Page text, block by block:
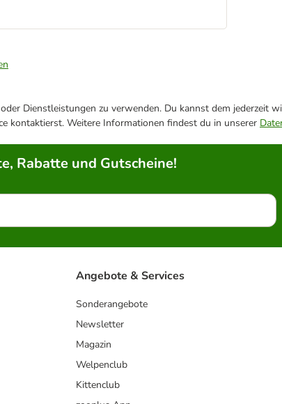
Dienstleistungen zu verwenden. Du kannst dem jederzeit
kontaktierst. Weitere Informationen findest du in unserer
Rabatte und Gutscheine!
Angebote & Services
Sonderangebote
Newsletter
Magazin
Welpenclub
Kittenclub